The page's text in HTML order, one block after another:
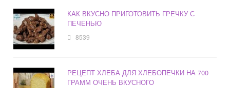
КАК ВКУСНО ПРИГОТОВИТЬ ГРЕЧКУ С
ПЕЧЕНЬЮ
8539
РЕЦЕПТ ХЛЕБА ДЛЯ ХЛЕБОПЕЧКИ НА 700
ГРАММ ОЧЕНЬ ВКУСНОГО